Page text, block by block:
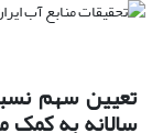
تعیین سهم
سالانه به کمک